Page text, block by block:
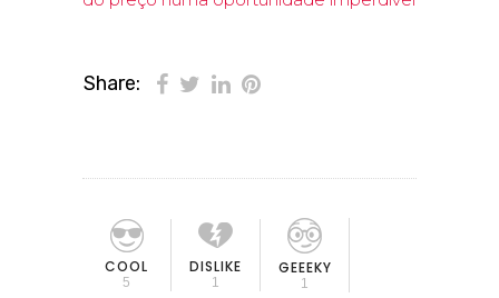
Share:
COOL
5
DISLIKE
1
GEEEKY
1